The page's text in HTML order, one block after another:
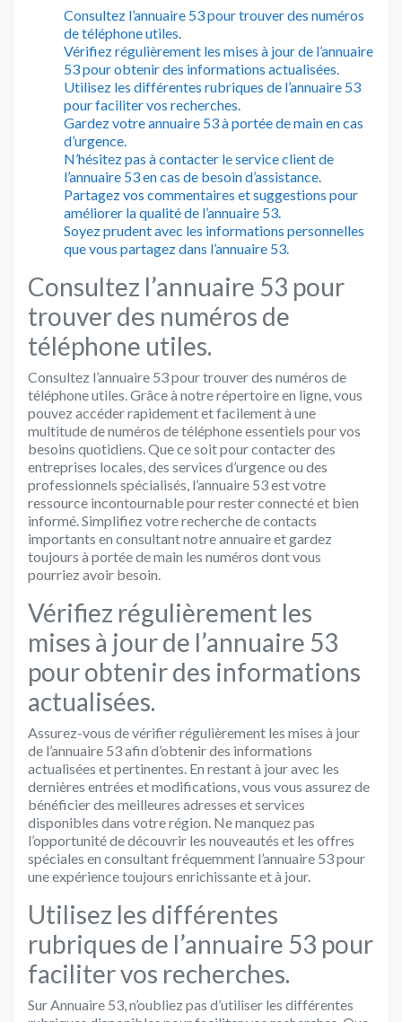
Consultez l’annuaire 53 pour trouver des numéros
de téléphone utiles.
Vérifiez régulièrement les mises à jour de l’annuaire
53 pour obtenir des informations actualisées.
Utilisez les différentes rubriques de l’annuaire 53
pour faciliter vos recherches.
Gardez votre annuaire 53 à portée de main en cas
d’urgence.
N’hésitez pas à contacter le service client de
l’annuaire 53 en cas de besoin d’assistance.
Partagez vos commentaires et suggestions pour
améliorer la qualité de l’annuaire 53.
Soyez prudent avec les informations personnelles
que vous partagez dans l’annuaire 53.
Consultez l’annuaire 53 pour
trouver des numéros de
téléphone utiles.
Consultez l’annuaire 53 pour trouver des numéros de
téléphone utiles. Grâce à notre répertoire en ligne, vous
pouvez accéder rapidement et facilement à une
multitude de numéros de téléphone essentiels pour vos
besoins quotidiens. Que ce soit pour contacter des
entreprises locales, des services d’urgence ou des
professionnels spécialisés, l’annuaire 53 est votre
ressource incontournable pour rester connecté et bien
informé. Simplifiez votre recherche de contacts
importants en consultant notre annuaire et gardez
toujours à portée de main les numéros dont vous
pourriez avoir besoin.
Vérifiez régulièrement les
mises à jour de l’annuaire 53
pour obtenir des informations
actualisées.
Assurez-vous de vérifier régulièrement les mises à jour
de l’annuaire 53 afin d’obtenir des informations
actualisées et pertinentes. En restant à jour avec les
dernières entrées et modifications, vous vous assurez de
bénéficier des meilleures adresses et services
disponibles dans votre région. Ne manquez pas
l’opportunité de découvrir les nouveautés et les offres
spéciales en consultant fréquemment l’annuaire 53 pour
une expérience toujours enrichissante et à jour.
Utilisez les différentes
rubriques de l’annuaire 53 pour
faciliter vos recherches.
Sur Annuaire 53, n’oubliez pas d’utiliser les différentes